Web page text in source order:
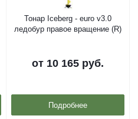
Тонар Iceberg - euro v3.0
ледобур правое вращение (R)
от 10 165 руб.
Подробнее